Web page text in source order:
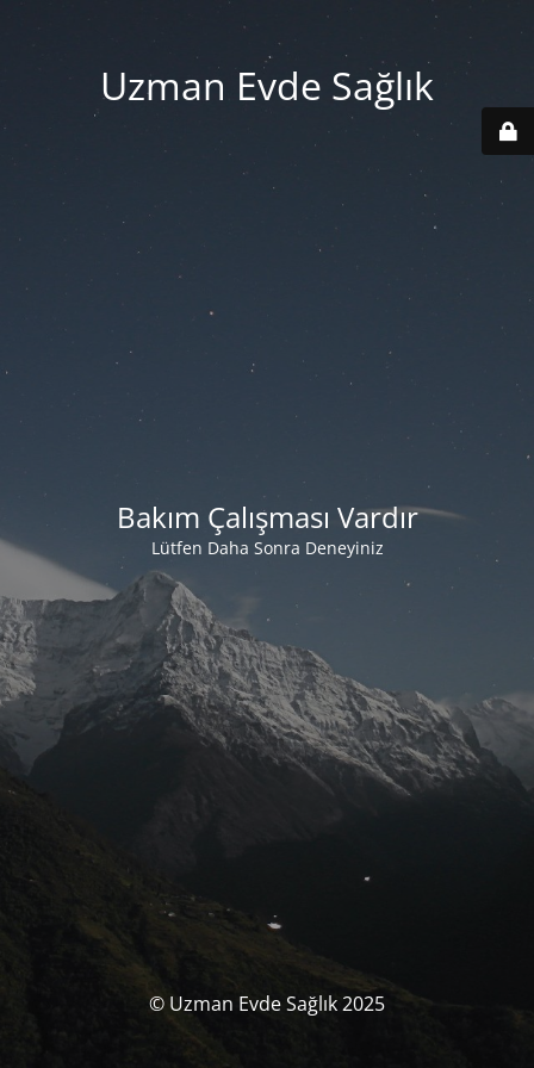
Uzman Evde Sağlık
Bakım Çalışması Vardır
Lütfen Daha Sonra Deneyiniz
© Uzman Evde Sağlık 2025